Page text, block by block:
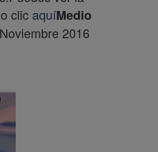
clic aquíMedio
2016